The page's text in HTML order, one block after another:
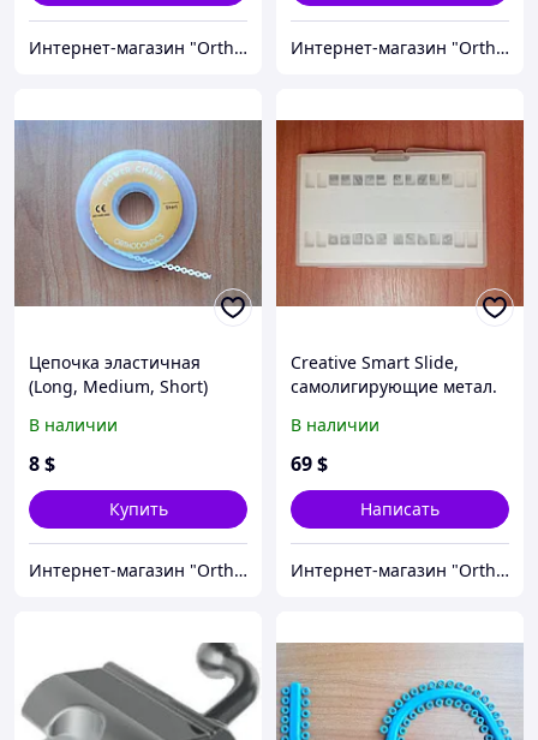
Интернет-магазин "OrthoWay" Интернет-магазин "OrthoWay"
Цепочка эластичная
(Long, Medium, Short)
В наличии
8$
Купить
Интернет-магазин "OrthoWay"
Creative Smart Slide,
самолигирующие метал.
(полный набор)
В наличии
69$
Написать
Интернет-магазин "OrthoWay"